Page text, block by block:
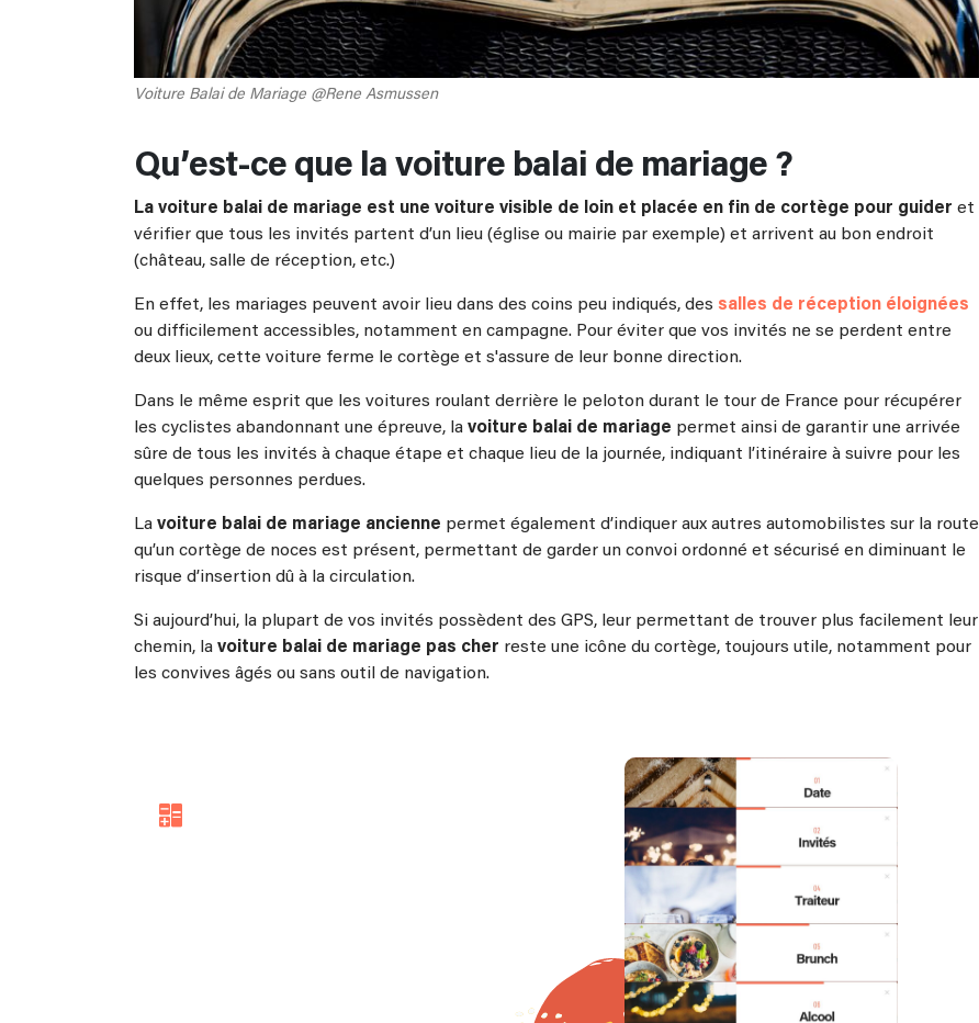
Voiture Balai de Mariage @Rene Asmussen
Qu’est-ce que la voiture balai de mariage ?
La voiture balai de mariage est une voiture visible de loin et placée en fin de cortège pour guider et
vérifier que tous les invités partent d’un lieu (église ou mairie par exemple) et arrivent au bon endroit
(château, salle de réception, etc.)
En effet, les mariages peuvent avoir lieu dans des coins peu indiqués, des salles de réception éloignées
ou difficilement accessibles, notamment en campagne. Pour éviter que vos invités ne se perdent entre
deux lieux, cette voiture ferme le cortège et s'assure de leur bonne direction.
Dans le même esprit que les voitures roulant derrière le peloton durant le tour de France pour récupérer
les cyclistes abandonnant une épreuve, la voiture balai de mariage permet ainsi de garantir une arrivée
sûre de tous les invités à chaque étape et chaque lieu de la journée, indiquant l’itinéraire à suivre pour les
quelques personnes perdues.
La voiture balai de mariage ancienne permet également d’indiquer aux autres automobilistes sur la route
qu’un cortège de noces est présent, permettant de garder un convoi ordonné et sécurisé en diminuant le
risque d’insertion dû à la circulation.
Si aujourd’hui, la plupart de vos invités possèdent des GPS, leur permettant de trouver plus facilement leur
chemin, la voiture balai de mariage pas cher reste une icône du cortège, toujours utile, notamment pour
les convives âgés ou sans outil de navigation.
calculer le budget de